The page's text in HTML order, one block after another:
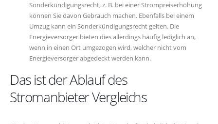
Sonderkündigungsrecht, z. B. bei einer Strompreiserhöhung
können Sie davon Gebrauch machen. Ebenfalls bei einem
Umzug kann ein Sonderkündigungsrecht gelten. Die
Energieversorger bieten dies allerdings häufig lediglich an,
wenn in einen Ort umgezogen wird, welcher nicht vom
Energieversorger abgedeckt werden kann.
Das ist der Ablauf des
Stromanbieter Vergleichs